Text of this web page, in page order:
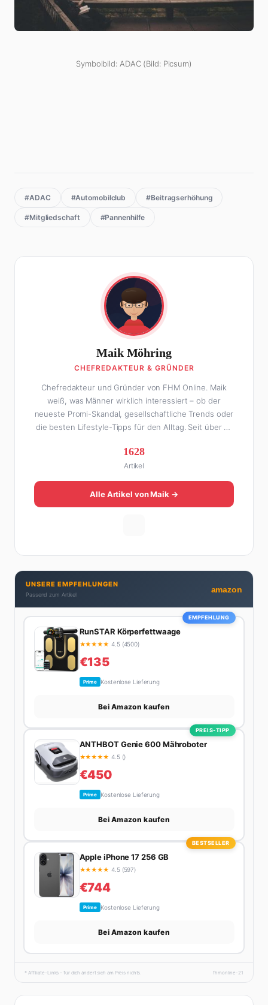
Symbolbild: ADAC (Bild: Picsum)
#ADAC #Automobilclub #Beitragserhöhung
#Mitgliedschaft #Pannenhilfe
Maik Möhring
CHEFREDAKTEUR & GRÜNDER
Chefredakteur und Gründer von FHM Online. Maik
weiß, was Männer wirklich interessiert – ob der
neueste Promi-Skandal, gesellschaftliche Trends oder
die besten Lifestyle-Tipps für den Alltag. Seit über 10
Online zu einer der führenden Männer-Lifestyle-
Plattformen im deutschsprachigen Raum aufgebaut.
Sein Weg dahin war alles andere als geradlinig: Die
eine Hälfte seines Lebens stand er in der
Gastronomie – mit allem, was dazugehört. Die andere
dran. Wenn Maik nicht gerade den heißesten Tratsch
aus der Promi-Welt aufspürt oder die besten
Lifestyle-Empfehlungen zusammenstellt, findet man
ihn beim Wandern in den Schweizer Alpen, am Grill
mit Freunden oder auf der Suche nach dem
perfekten Espresso. Sein Motto: Lieber einmal richtig
1628
Artikel
Alle Artikel von Maik →
UNSERE EMPFEHLUNGEN
Passend zum Artikel
amazon
EMPFEHLUNG
RunSTAR Körperfettwaage
★★★★★ 4.5 (4500)
€135
Prime Kostenlose Lieferung
Bei Amazon kaufen
PREIS-TIPP
ANTHBOT Genie 600 Mähroboter
★★★★★ 4.5 ()
€450
Prime Kostenlose Lieferung
Bei Amazon kaufen
BESTSELLER
Apple iPhone 17 256 GB
★★★★★ 4.5 (597)
€744
Prime Kostenlose Lieferung
Bei Amazon kaufen
* Affiliate-Links – für dich ändert sich am Preis nichts. fhmonline-21